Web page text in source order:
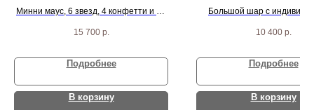
Минни маус, 6 звезд, 4 конфетти и 20
15 700 р.
Подробнее
В корзину
Большой шар с
шаров и 3 агат шара
10 400 р.
Подробнее
В корзину